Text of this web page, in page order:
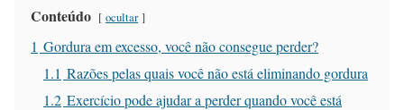
Conteúdo ocultar
1 Gordura em excesso, você não consegue perder?
1.1 Razões pelas quais você não está eliminando gordura
1.2 Exercício pode ajudar a perder quando você está